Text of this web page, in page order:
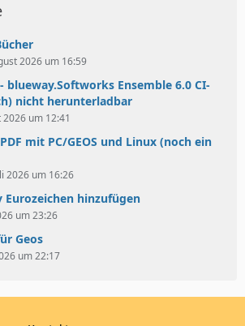
2026 um 16:59
blueway.Softworks Ensemble 6.0 CI-
nicht herunterladbar
2026 um 12:41
mit PC/GEOS und Linux (noch ein
2026 um 16:26
Eurozeichen hinzufügen
um 23:26
Geos
um 22:17